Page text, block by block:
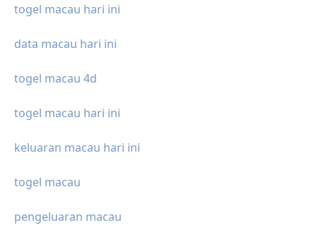
togel macau hari ini
data macau hari ini
togel macau 4d
togel macau hari ini
keluaran macau hari ini
togel macau
pengeluaran macau